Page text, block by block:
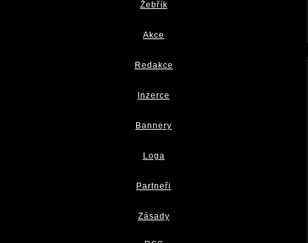
Žebřík
Akce
Redakce
Inzerce
Bannery
Loga
Partneři
Zásady